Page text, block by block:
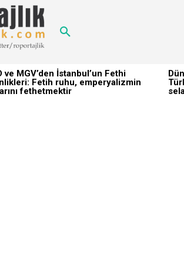
ve MGV’den İstanbul’un Fethi
Fetih ruhu, emperyalizmin
fethetmektir